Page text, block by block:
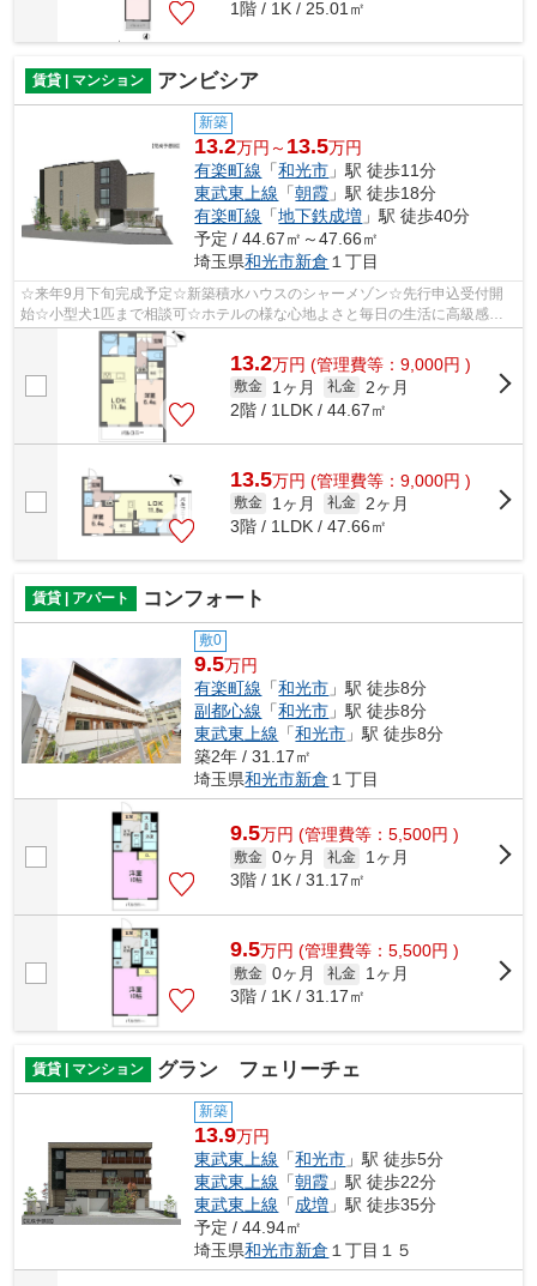
1階 / 1K / 25.01㎡
賃貸 | マンション アンビシア
新築
13.2万円～ 13.5万円
有楽町線 「和光市 」駅 徒歩11分
東武東上線 「朝霞 」駅 徒歩18分
有楽町線 「地下鉄成増 」駅 徒歩40分
予定 / 44.67㎡～47.66㎡
埼玉県和光市新倉 １丁目
☆来年9月下旬完成予定☆新築積水ハウスのシャーメゾン☆先行申込受付開
始☆小型犬1匹まで相談可☆ホテルの様な心地よさと毎日の生活に高級感溢
れる佇まい☆お問い合わせはかつみ不動産(株)...
13.2万円 (管理費等：9,000円 )
敷金 1ヶ月 礼金
2ヶ月
2階 / 1LDK / 44.67㎡
13.5万円 (管理費等：9,000円 )
敷金 1ヶ月 礼金
2ヶ月
3階 / 1LDK / 47.66㎡
賃貸 | アパート コンフォート
敷0
9.5万円
有楽町線 「和光市 」駅 徒歩8分
副都心線 「和光市 」駅 徒歩8分
東武東上線 「和光市 」駅 徒歩8分
築2年 / 31.17㎡
埼玉県和光市新倉 １丁目
9.5万円 (管理費等：5,500円 )
敷金 0ヶ月 礼金
1ヶ月
3階 / 1K / 31.17㎡
9.5万円 (管理費等：5,500円 )
敷金 0ヶ月 礼金
1ヶ月
3階 / 1K / 31.17㎡
賃貸 | マンション グラン フェリーチェ
新築
13.9万円
東武東上線 「和光市 」駅 徒歩5分
東武東上線 「朝霞 」駅 徒歩22分
東武東上線 「成増 」駅 徒歩35分
予定 / 44.94㎡
埼玉県和光市新倉 １丁目１５